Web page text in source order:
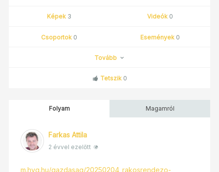
Képek 3 Videók 0
Csoportok 0 Események 0
Tovább
Tetszik 0
Folyam Magamról
Farkas Attila
2 évvel ezelőtt
m.hvg.hu/gazdasag/20250204_rakosrendezo-